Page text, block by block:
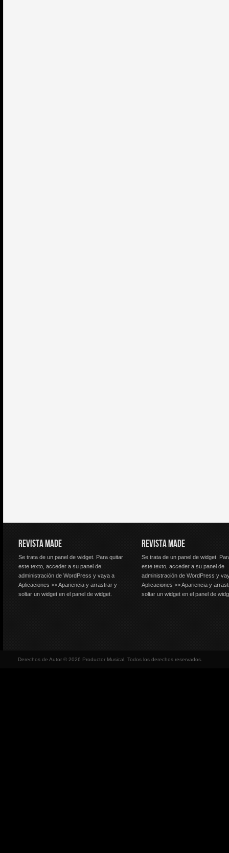
REVISTA MADE
Se trata de un panel de widget. Para quitar
este texto, acceder a su panel de
administración de WordPress y vaya a
Aplicaciones >> Apariencia y arrastrar y
soltar un widget en el panel de widget.
REVISTA MADE
Se trata de un panel de widget.
este texto, acceder a su panel de
administración de WordPress y
Aplicaciones >> Apariencia y
soltar un widget en el panel de
Derechos de Autor © 2026 Productor Musical, Todos los derechos reservados.